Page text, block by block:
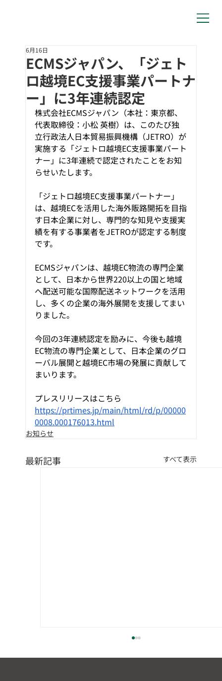
ECMSジャパン、「ジェト
ロ越境EC支援事業パートナ
ー」に3年連続認定
6月16日
株式会社ECMSジャパン（本社：東京都、
代表取締役：小松 英樹）は、このたび独
立行政法人日本貿易振興機構（JETRO）が
実施する「ジェトロ越境EC支援事業パート
ナー」に3年連続で認定されたことをお知
らせいたします。
「ジェトロ越境EC支援事業パートナー」
は、越境ECを活用した海外販路開拓を目指
す日本企業に対し、専門的な知見や支援実
績を有する事業者をJETROが認定する制度
です。
ECMSジャパンは、越境EC物流の専門企業
として、日本から世界220以上の国と地域
へ配送可能な国際配送ネットワークを活用
し、多くの企業の海外展開を支援してまい
りました。
今回の3年連続認定を励みに、今後も越境
EC物流の専門企業として、日本企業のグロ
ーバル展開と越境EC市場の発展に貢献して
まいります。
プレスリリースはこちら
https://prtimes.jp/main/html/rd/p/00000
0008.000176013.html
お知らせ
最新記事 すべて表示